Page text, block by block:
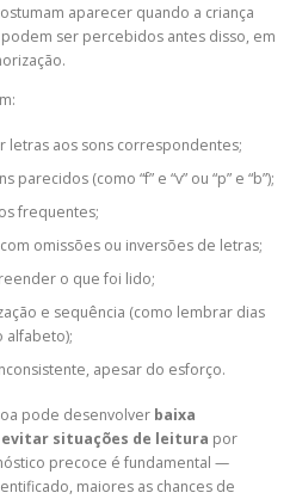
aparecer quando a criança
ser percebidos antes disso, em
letras aos sons correspondentes;
(como “f” e “v” ou “p” e “b”);
frequentes;
omissões ou inversões de letras;
o que foi lido;
e sequência (como lembrar dias
alfabeto);
apesar do esforço.
pode desenvolver baixa
evitar situações de leitura por
precoce é fundamental —
maiores as chances de